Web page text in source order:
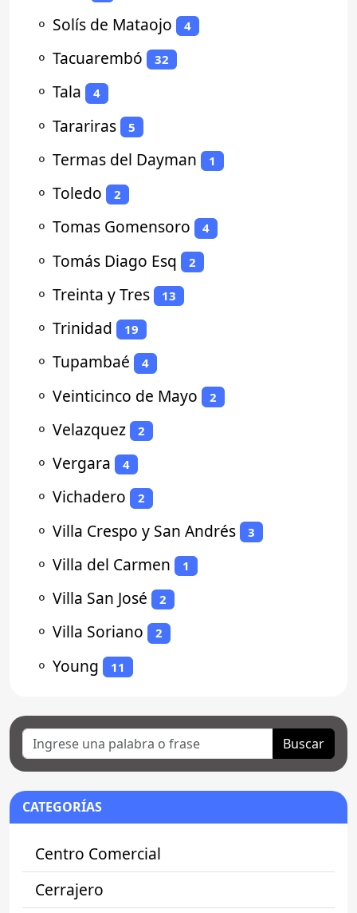
⚬ Solís de Mataojo 4
⚬ Tacuarembó 32
⚬ Tala 4
⚬ Tarariras 5
⚬ Termas del Dayman 1
⚬ Toledo 2
⚬ Tomas Gomensoro 4
⚬ Tomás Diago Esq 2
⚬ Treinta y Tres 13
⚬ Trinidad 19
⚬ Tupambaé 4
⚬ Veinticinco de Mayo 2
⚬ Velazquez 2
⚬ Vergara 4
⚬ Vichadero 2
⚬ Villa Crespo y San Andrés 3
⚬ Villa del Carmen 1
⚬ Villa San José 2
⚬ Villa Soriano 2
⚬ Young 11
Buscar
CATEGORÍAS
Centro Comercial
Cerrajero